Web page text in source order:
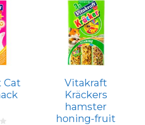
Cat
Vitakraft
Kräckers
hamster
honing-fruit